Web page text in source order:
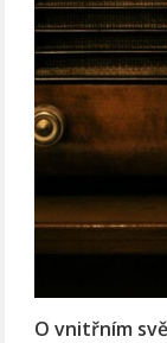
O vnitřním